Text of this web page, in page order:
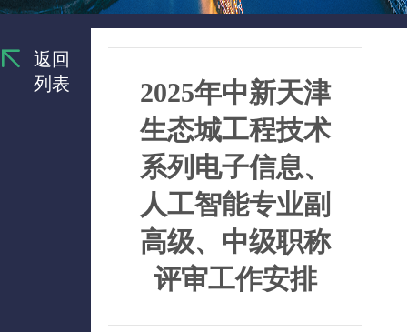
返回
列表
2025年中新天津
生态城工程技术
系列电子信息、
人工智能专业副
高级、中级职称
评审工作安排